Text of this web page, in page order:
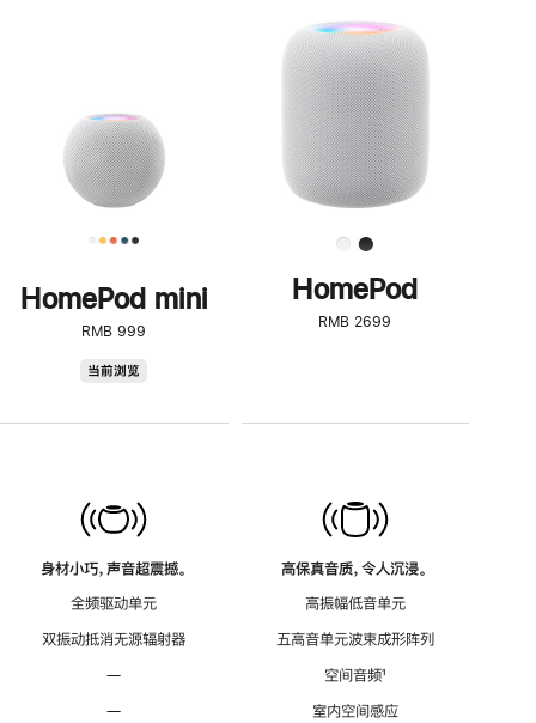
HomePod mini
RMB 999
当前浏览
身材小巧，声音超震撼。
全频驱动单元
双振动抵消无源辐射器
—
—
步
了
解
HomePod<
HomePod
RMB 2699
高保真音质，令人沉浸。
高振幅低音单元
五高音单元波束成形阵列
空间音频脚
¹
室内空间感应